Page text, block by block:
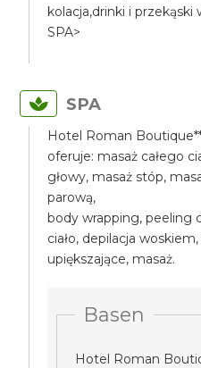
kolacja,drinki i
SPA>
SPA
Hotel Roman
oferuje: masaż całego
głowy, masaż stóp,
parową,
body wrapping, peeling
ciało, depilacja
upiększające, masaż.
Basen
Hotel Roman